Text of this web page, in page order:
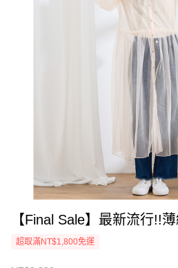
【Final Sale】最新流行!!
超取滿NT$1,800免運